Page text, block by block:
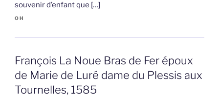
souvenir d’enfant que […]
OH
François La Noue Bras de Fer époux
de Marie de Luré dame du Plessis aux
Tournelles, 1585